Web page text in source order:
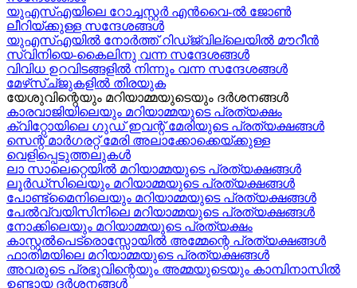
യുഎസ്എയിലെ റോച്ചസ്റ്റർ എൻവൈ-ൽ ജോൺ
ലീറിയ്ക്കുള്ള സന്ദേശങ്ങൾ
യുഎസ്എയിൽ നോർത്ത് റിഡ്ജ്വില്ലെയിൽ മൗറീൻ
സ്വിനിയെ-കൈലിനു വന്ന സന്ദേശങ്ങള്‍
വിവിധ ഉറവിടങ്ങളിൽ നിന്നും വന്ന സന്ദേശങ്ങൾ
മേഴ്‍സ്ച്ജുകളിൽ തിരയുക
യേശുവിന്റെയും മറിയാമ്മയുടെയും ദർശനങ്ങൾ
കാരവാജിയിലെയും മറിയാമ്മയുടെ പ്രത്യക്ഷം
ക്വിറ്റോയിലെ ഗുഡ് ഇവന്റ് മേരിയുടെ പ്രത്യക്ഷങ്ങൾ
സെന്റ് മാർഗരറ്റ് മേരി അലാക്കോക്കെയ്ക്കുള്ള
വെളിപ്പെടുത്തലുകൾ
ലാ സാലെറ്റെയിൽ മറിയാമ്മയുടെ പ്രത്യക്ഷങ്ങൾ
ലൂർഡ്സിലെയും മറിയാമ്മയുടെ പ്രത്യക്ഷങ്ങൾ
പോണ്ട്മൈനിലെയും മറിയാമ്മയുടെ പ്രത്യക്ഷങ്ങൾ
പേൽവ്വയിസിനിലെ മറിയാമ്മയുടെ പ്രത്യക്ഷങ്ങൾ
നോക്കിലെയും മറിയാമ്മയുടെ പ്രത്യക്ഷം
കാസ്റ്റൽപെട്രൊസ്സോയിൽ അമ്മേന്റെ പ്രത്യക്ഷങ്ങൾ
ഫാതിമയിലെ മറിയാമ്മയുടെ പ്രത്യക്ഷങ്ങൾ
അവരുടെ പ്രഭുവിന്റെയും അമ്മയുടെയും കാമ്പിനാസിൽ
ഉണ്ടായ ദർശനങ്ങൾ